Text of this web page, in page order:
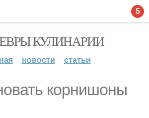
КУЛИНАРИИ
новости статьи
корнишоны
5